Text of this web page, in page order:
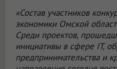
«Состав участников
экономики Омской
Среди проектов,
инициативы в сфере IT,
предпринимательства и